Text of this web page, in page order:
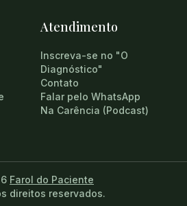
Atendimento
Inscreva-se no "O
Diagnóstico"
Contato
Falar pelo WhatsApp
Na Carência (Podcast)
Farol do Paciente
direitos reservados.